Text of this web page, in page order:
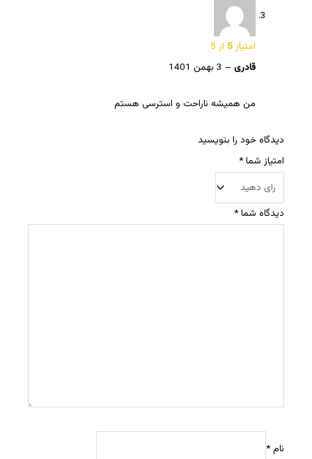
امتیاز5 از 5
قادری – 3 بهمن 1401
من همیشه ناراحت و استرسی هستم
دیدگاه خود را بنویسید
امتیاز شما*
دیدگاه شما*
نام*